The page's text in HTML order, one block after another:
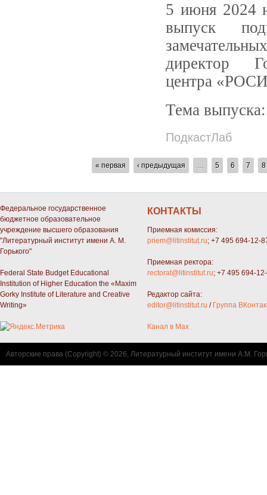
5 июня 2024
выпуск
директор
центра
Тема
ПодкастЛаб
СТРАНИЦЫ« первая ‹ предыдущая … 5 6 7 8
Федеральное государственное
бюджетное образовательное
учреждение высшего образования
"Литературный институт имени А. М.
Горького"
Federal State Budget Educational
Institution of Higher Education the «Maxim
Gorky Institute of Literature and Creative
Writing»
КОНТАКТЫ
Приемная комиссия:
priem@litinstitut.ru; +7 495 694-12-
Приемная ректора:
rectorat@litinstitut.ru; +7 495 694-
Редактор сайта:
editor@litinstitut.ru / Группа
Канал в Max
Авторские права (Copyright) © 2026, Литературный институт имени А.М.